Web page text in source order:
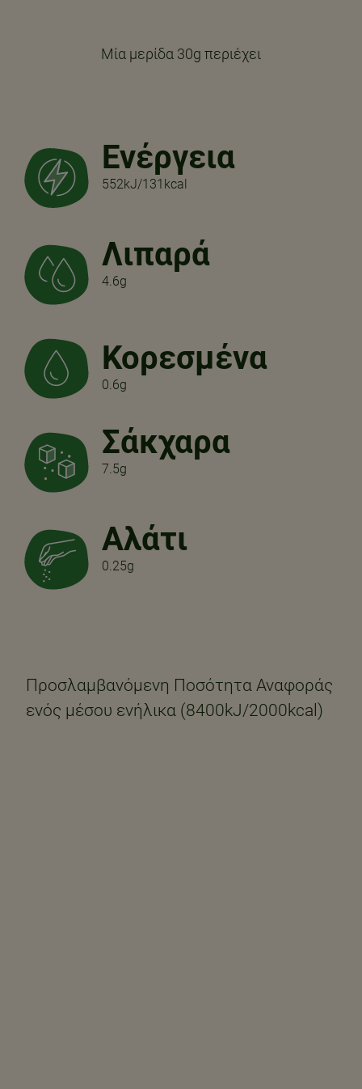
Μία μερίδα 30g περιέχει
Ενέργεια
552kJ/131kcal
Λιπαρά
4.6g
Κορεσμένα
0.6g
Σάκχαρα
7.5g
Αλάτι
0.25g
Προσλαμβανόμενη Ποσότητα Αναφοράς
ενός μέσου ενήλικα (8400kJ/2000kcal)